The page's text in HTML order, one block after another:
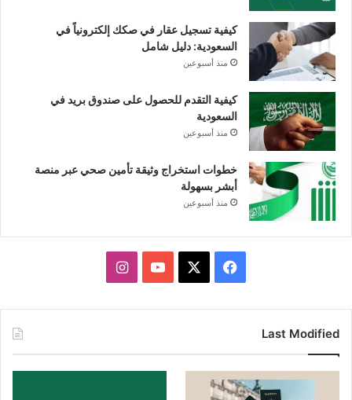
كيفية تسجيل عقار في صكك إلكترونياً في
السعودية: دليل شامل
منذ أسبوعين
كيفية التقدم للحصول على صندوق بريد في
السعودية
منذ أسبوعين
خطوات استخراج وثيقة تأمين صحي عبر منصة
أبشر بسهولة
منذ أسبوعين
فيسبوك يوتيوبانستقرام
Last Modified